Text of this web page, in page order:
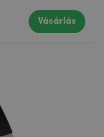
Vásárlás